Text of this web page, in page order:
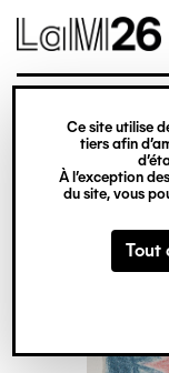
Gestion des
Ce site utilise
tiers afin
À l’exception
du site, vous
Tout
contenu